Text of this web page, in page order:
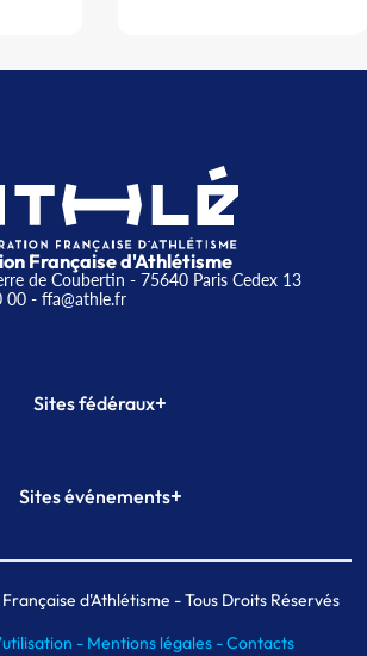
Française d'Athlétisme
de Coubertin - 75640 Paris Cedex 13
00- ffa@athle.fr
Sites fédéraux+
Plateforme Formation
Sites événements+
Meeting de Paris indoor
MAIF Ekiden de Paris
d'Athlétisme - Tous Droits Réservés
- Mentions légales -Contacts